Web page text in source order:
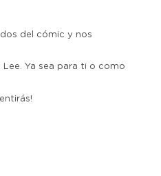
del cómic y nos
Ya sea para ti o como